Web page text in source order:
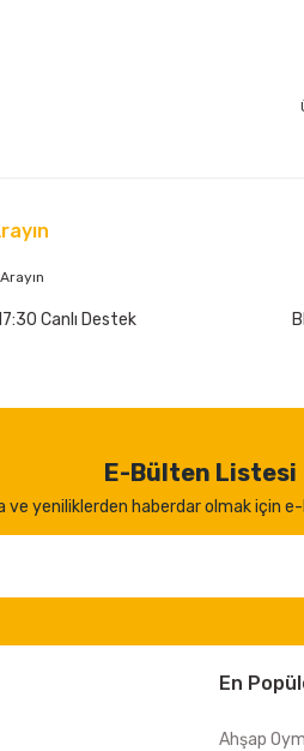
Canlı Destek
E-Bülten Listesi
ve yeniliklerden haberdar olmak için
En
Ahşap